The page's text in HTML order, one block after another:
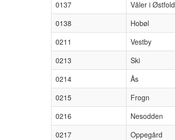
0137
Våler i Østfold
0138
Hobøl
0211
Vestby
0213
Ski
0214
Ås
0215
Frogn
0216
Nesodden
0217
Oppegård